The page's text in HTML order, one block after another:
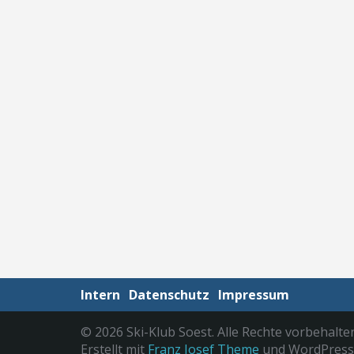
Intern Datenschutz Impressum
© 2026 Ski-Klub Soest. Alle Rechte
Erstellt mit Franz Josef Theme und